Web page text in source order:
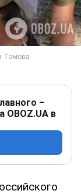
–
OBOZ.UA в